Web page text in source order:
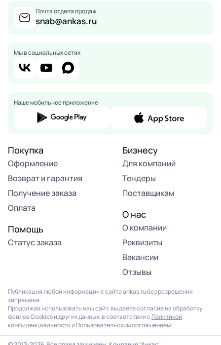
Почта отдела продаж
snab@ankas.ru
Мы в социальных сетях
Наше мобильное приложение
Покупка
Оформление
Возврат и гарантия
Получение заказа
Оплата
Помощь
Статус заказа
Бизнесу
Для компаний
Тендеры
Поставщикам
О нас
О компании
Реквизиты
Вакансии
Отзывы
Публикация любой информации с сайта ankas.ru без разрешения
запрещена.
Продолжая использовать наш сайт, вы даёте согласие на обработку
файлов Cookies и других данных, в соответствии с Политикой
конфиденциальности и Пользовательским соглашением.